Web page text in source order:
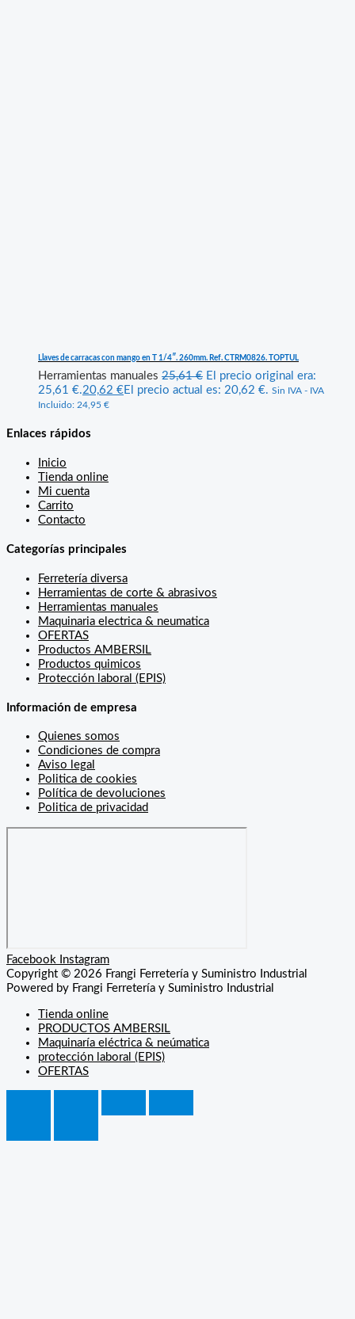
Llaves de carracas con mango en T 1/4″. 260mm. Ref. CTRM0826. TOPTUL
Herramientas manuales 25,61€ El precio original era:
25,61 €.20,62 €El precio actual es: 20,62 €. Sin IVA - IVA
Incluido: 24,95 €
Enlaces rápidos
Inicio
Tienda online
Mi cuenta
Carrito
Contacto
Categorías principales
Ferretería diversa
Herramientas de corte & abrasivos
Herramientas manuales
Maquinaria electrica & neumatica
OFERTAS
Productos AMBERSIL
Productos quimicos
Protección laboral (EPIS)
Información de empresa
Quienes somos
Condiciones de compra
Aviso legal
Politica de cookies
Política de devoluciones
Politica de privacidad
Facebook Instagram
Copyright © 2026 Frangi Ferretería y Suministro Industrial
Powered by Frangi Ferretería y Suministro Industrial
Tienda online
PRODUCTOS AMBERSIL
Maquinaría eléctrica & neúmatica
protección laboral (EPIS)
OFERTAS